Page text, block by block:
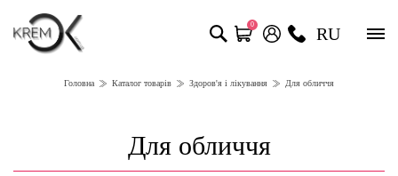
0 RU
Головна Каталог товарів Здоров'я і лікування Для обличчя
Для обличчя